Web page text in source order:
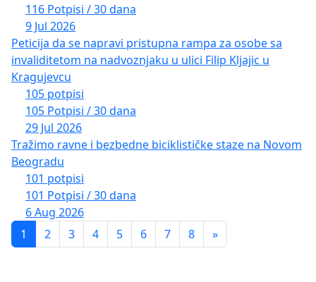
116 Potpisi / 30 dana
9 Jul 2026
Peticija da se napravi pristupna rampa za osobe sa
invaliditetom na nadvoznjaku u ulici Filip Kljajic u
Kragujevcu
105 potpisi
105 Potpisi / 30 dana
29 Jul 2026
Tražimo ravne i bezbedne biciklističke staze na Novom
Beogradu
101 potpisi
101 Potpisi / 30 dana
6 Aug 2026
1
2 3 4 5 6 7 8 »